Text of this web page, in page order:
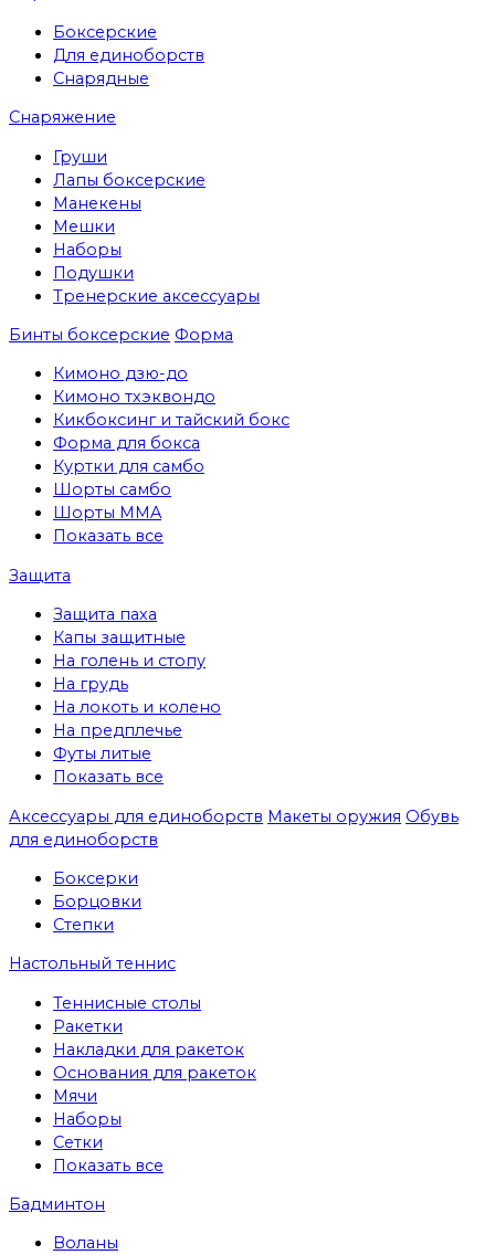
Боксерские
Для единоборств
Снарядные
Снаряжение
Груши
Лапы боксерские
Манекены
Мешки
Наборы
Подушки
Тренерские аксессуары
Бинты боксерские Форма
Кимоно дзю-до
Кимоно тхэквондо
Кикбоксинг и тайский бокс
Форма для бокса
Куртки для самбо
Шорты самбо
Шорты MMA
Показать все
Защита
Защита паха
Капы защитные
На голень и стопу
На грудь
На локоть и колено
На предплечье
Футы литые
Показать все
Аксессуары для единоборств Макеты оружия Обувь
для единоборств
Боксерки
Борцовки
Степки
Настольный теннис
Теннисные столы
Ракетки
Накладки для ракеток
Основания для ракеток
Мячи
Наборы
Сетки
Показать все
Бадминтон
Воланы